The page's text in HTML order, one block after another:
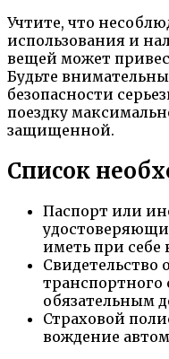
Учтите, что
использования и
вещей может
Будьте
безопасности
поездку
защищенной.
Список
Паспорт или
иметь при себе
Свидетельство
транспортного
обязательным
Страховой
вождение